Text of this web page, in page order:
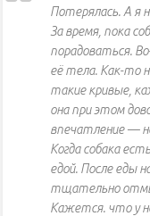
Потерялась. А я
За время, пока
порадоваться.
её тела. Как-то
такие кривые,
она при этом
впечатление —
Когда собака
едой. После еды
тщательно
Кажется. что у